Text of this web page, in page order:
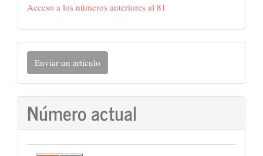
Acceso a los números anteriores al 81
Enviar
un
artículo
Enviar un artículo
Número actual